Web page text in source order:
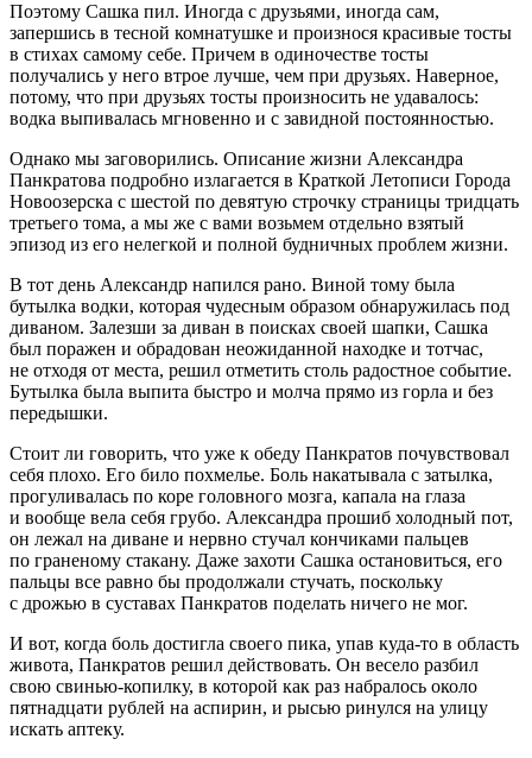
Поэтому Сашка пил. Иногда с друзьями, иногда сам,
запершись в тесной комнатушке и произнося красивые тосты
в стихах самому себе. Причем в одиночестве тосты
получались у него втрое лучше, чем при друзьях. Наверное,
потому, что при друзьях тосты произносить не удавалось:
водка выпивалась мгновенно и с завидной постоянностью.
Однако мы заговорились. Описание жизни Александра
Панкратова подробно излагается в Краткой Летописи Города
Новоозерска с шестой по девятую строчку страницы тридцать
третьего тома, а мы же с вами возьмем отдельно взятый
эпизод из его нелегкой и полной будничных проблем жизни.
В тот день Александр напился рано. Виной тому была
бутылка водки, которая чудесным образом обнаружилась под
диваном. Залезши за диван в поисках своей шапки, Сашка
был поражен и обрадован неожиданной находке и тотчас,
не отходя от места, решил отметить столь радостное событие.
Бутылка была выпита быстро и молча прямо из горла и без
передышки.
Стоит ли говорить, что уже к обеду Панкратов почувствовал
себя плохо. Его било похмелье. Боль накатывала с затылка,
прогуливалась по коре головного мозга, капала на глаза
и вообще вела себя грубо. Александра прошиб холодный пот,
он лежал на диване и нервно стучал кончиками пальцев
по граненому стакану. Даже захоти Сашка остановиться, его
пальцы все равно бы продолжали стучать, поскольку
с дрожью в суставах Панкратов поделать ничего не мог.
И вот, когда боль достигла своего пика, упав куда-то в область
живота, Панкратов решил действовать. Он весело разбил
свою свинью-копилку, в которой как раз набралось около
пятнадцати рублей на аспирин, и рысью ринулся на улицу
искать аптеку.